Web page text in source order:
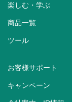
楽しむ・学ぶ
商品一覧
ツール
お客様サポート
キャンペーン